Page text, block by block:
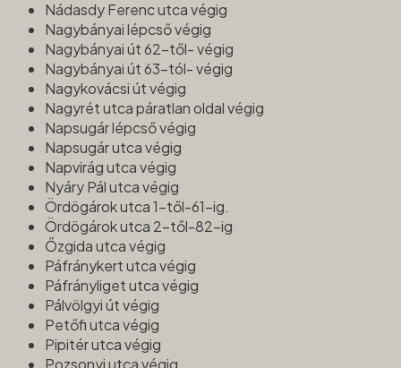
Nádasdy Ferenc utca végig
Nagybányai lépcső végig
Nagybányai út 62-től- végig
Nagybányai út 63-tól- végig
Nagykovácsi út végig
Nagyrét utca páratlan oldal végig
Napsugár lépcső végig
Napsugár utca végig
Napvirág utca végig
Nyáry Pál utca végig
Ördögárok utca 1-től-61-ig.
Ördögárok utca 2-től-82-ig
Őzgida utca végig
Páfránykert utca végig
Páfrányliget utca végig
Pálvölgyi út végig
Petőfi utca végig
Pipitér utca végig
Pozsonyi utca végig